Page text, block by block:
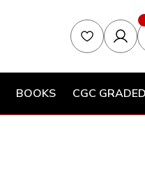
BOOKS CGC